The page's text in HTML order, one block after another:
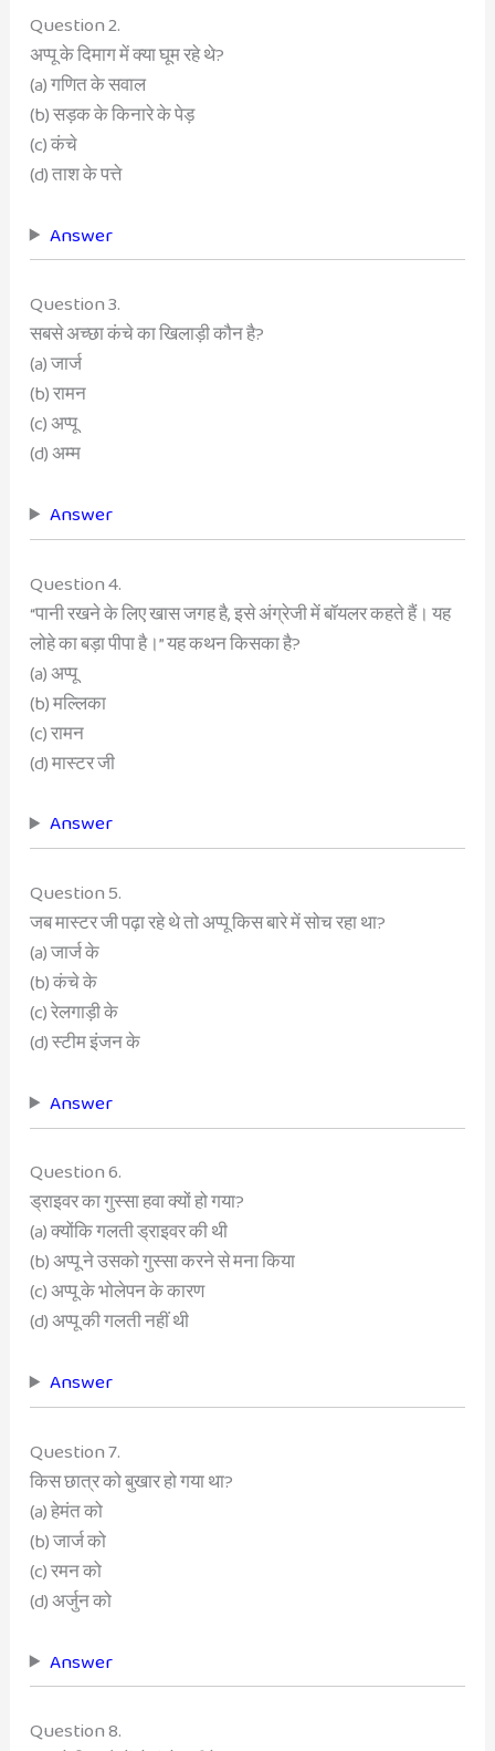
Question 2.
अप्पू के दिमाग में क्या घूम रहे थे?
(a) गणित के सवाल
(b) सड़क के किनारे के पेड़
(c) कंचे
(d) ताश के पत्ते
Answer
Question 3.
सबसे अच्छा कंचे का खिलाड़ी कौन है?
(a) जार्ज
(b) रामन
(c) अप्पू
(d) अम्म
Answer
Question 4.
“पानी रखने के लिए खास जगह है, इसे अंग्रेजी में बॉयलर कहते हैं। यह
लोहे का बड़ा पीपा है।” यह कथन किसका है?
(a) अप्पू
(b) मल्लिका
(c) रामन
(d) मास्टर जी
Answer
Question 5.
जब मास्टर जी पढ़ा रहे थे तो अप्पू किस बारे में सोच रहा था?
(a) जार्ज के
(b) कंचे के
(c) रेलगाड़ी के
(d) स्टीम इंजन के
Answer
Question 6.
ड्राइवर का गुस्सा हवा क्यों हो गया?
(a) क्योंकि गलती ड्राइवर की थी
(b) अप्पू ने उसको गुस्सा करने से मना किया
(c) अप्पू के भोलेपन के कारण
(d) अप्पू की गलती नहीं थी
Answer
Question 7.
किस छात्र को बुखार हो गया था?
(a) हेमंत को
(b) जार्ज को
(c) रमन को
(d) अर्जुन को
Answer
Question 8.